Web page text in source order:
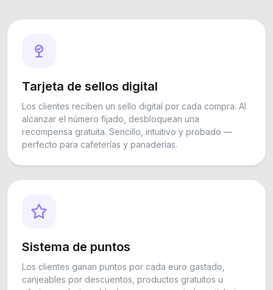
Tarjeta de sellos digital
Los clientes reciben un sello digital por cada compra. Al
alcanzar el número fijado, desbloquean una
recompensa gratuita. Sencillo, intuitivo y probado —
perfecto para cafeterías y panaderías.
Sistema de puntos
Los clientes ganan puntos por cada euro gastado,
canjeables por descuentos, productos gratuitos u